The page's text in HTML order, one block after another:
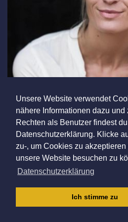
Unsere Website verwendet
nähere Informationen dazu und
Rechten als Benutzer findest
Datenschutzerklärung. Klicke
zu-, um Cookies zu akzeptieren
unsere Website besuchen zu
Datenschutzerklärung
Ich stimme zu
|AGB|
KINDERSCHUTZRICHTLINIE